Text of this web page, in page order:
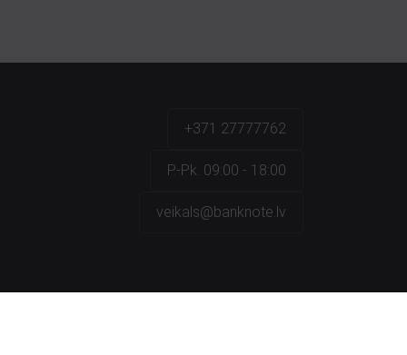
+371 27777762
P.-Pk. 09:00 - 18:00
veikals@banknote.lv